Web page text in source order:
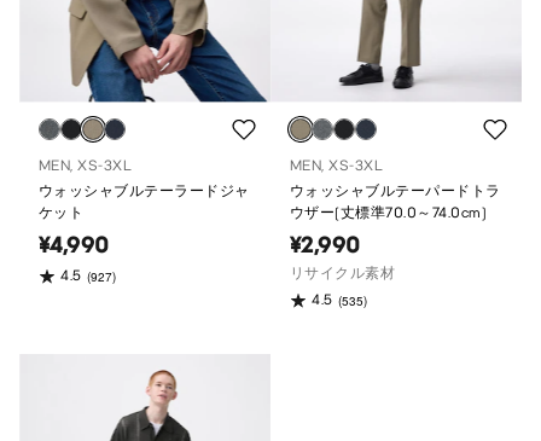
MEN, XS-3XL
ウォッシャブルテーラードジャ
ケット
¥4,990
4.5 (927)
MEN, XS-3XL
ウォッシャブルテーパードトラ
ウザー(丈標準70.0～74.0cm)
¥2,990
リサイクル素材
4.5 (535)